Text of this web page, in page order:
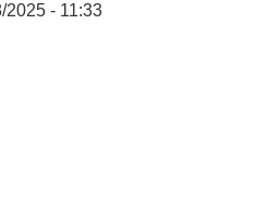
2025 - 11:33